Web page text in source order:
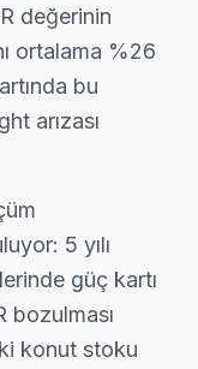
Regal'ın VA
altyapısına
veya bileşen
az bilinen ama
gelirseniz gelin —
–
arızası
görüntü titriyorsa,
donma,
değerinin
ortalama %26
bu
arızası
5 yılı
güç kartı
bozulması
konut stoku